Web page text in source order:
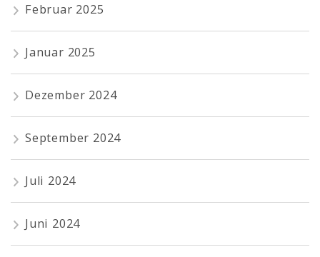
Februar 2025
Januar 2025
Dezember 2024
September 2024
Juli 2024
Juni 2024